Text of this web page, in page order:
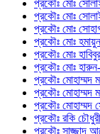
প্রকৌঃ মোঃ
প্রকৌঃ মোঃ
প্রকৌঃ মোঃ
প্রকৌঃ মোঃ
প্রকৌঃ মোঃ
প্রকৌঃ মোঃ
প্রকৌঃ মোহাম্মদ
প্রকৌঃ মোহাম্মদ
প্রকৌঃ মোহাম্মদ
প্রকৌঃ রকি চৌধুরী
প্রকৌঃ সাজ্জাদ